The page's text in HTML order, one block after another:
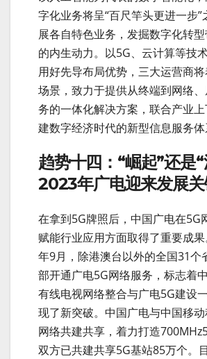
字化业务将呈“百尺竿头更进一步”
展各自特色业务，发掘数字化转
的内生动力。以5G、云计算等技
用好先导布局优势，三大运营商
场景，致力于提供从终端到网络
务的一体化解决方案，联合产业
建数字经济时代的新型信息服务体
趋势十四：“崛起”还是“
2023年广电迎来发展关
在拿到5G牌照后，中国广电在5G
赋能行业应用方面取得了重要成
年9月，除港澳台以外的全国31个
部开通广电5G网络服务，标志着
有线电视网络整合与广电5G建设
现了新突破。中国广电与中国移
网络共建共享，着力打造
双方已共建共享5G基站85万个。